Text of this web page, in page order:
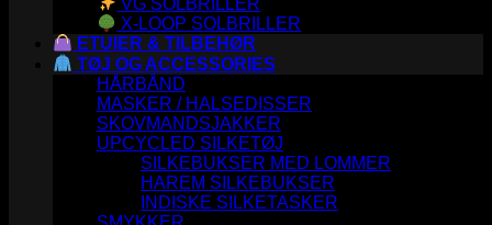
X-LOOP SOLBRILLER
ETUIER & TILBEHØR
TØJ OG ACCESSORIES
HÅRBÅND
MASKER / HALSEDISSER
SKOVMANDSJAKKER
UPCYCLED SILKETØJ
SILKEBUKSER MED LOMMER
HAREM SILKEBUKSER
INDISKE SILKETASKER